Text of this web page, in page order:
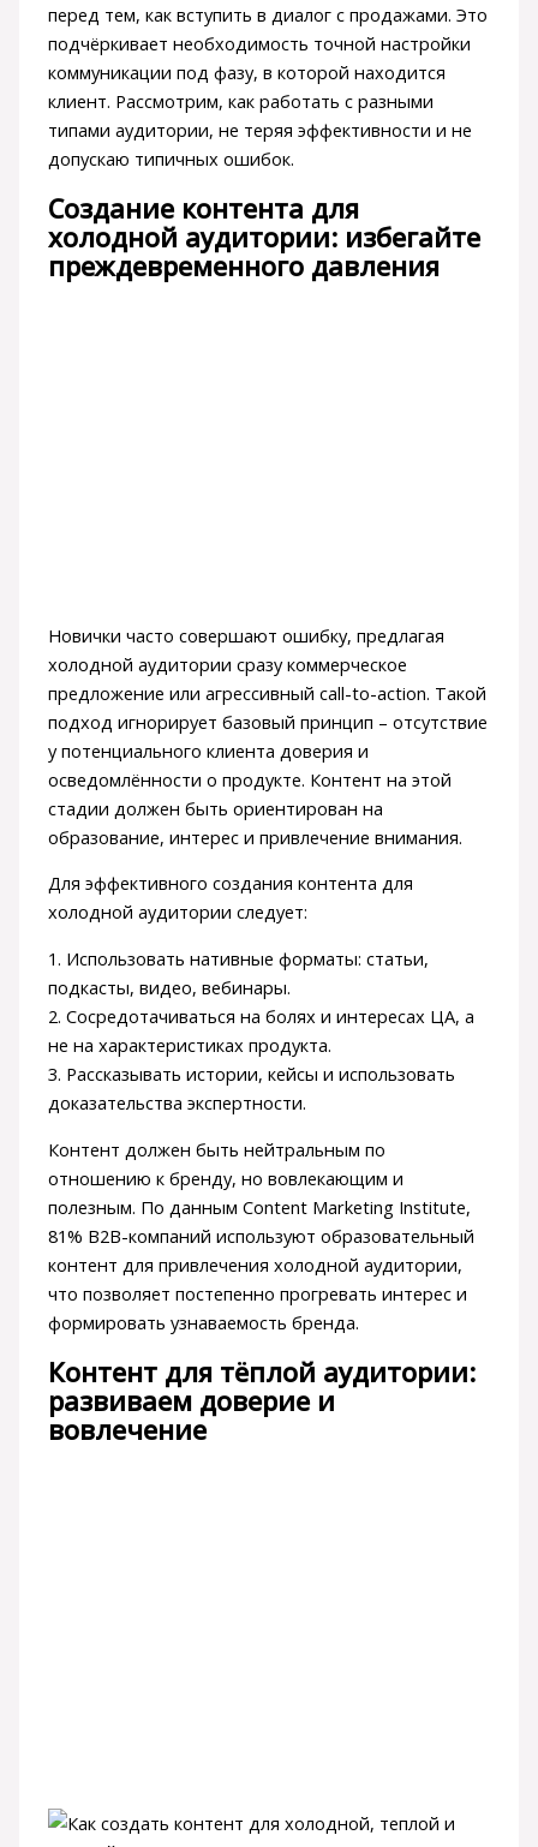
перед тем, как вступить в диалог с продажами. Это
подчёркивает необходимость точной настройки
коммуникации под фазу, в которой находится
клиент. Рассмотрим, как работать с разными
типами аудитории, не теряя эффективности и не
допускаю типичных ошибок.
Создание контента для
холодной аудитории: избегайте
преждевременного давления
Новички часто совершают ошибку, предлагая
холодной аудитории сразу коммерческое
предложение или агрессивный call-to-action. Такой
подход игнорирует базовый принцип – отсутствие
у потенциального клиента доверия и
осведомлённости о продукте. Контент на этой
стадии должен быть ориентирован на
образование, интерес и привлечение внимания.
Для эффективного создания контента для
холодной аудитории следует:
1. Использовать нативные форматы: статьи,
подкасты, видео, вебинары.
2. Сосредотачиваться на болях и интересах ЦА, а
не на характеристиках продукта.
3. Рассказывать истории, кейсы и использовать
доказательства экспертности.
Контент должен быть нейтральным по
отношению к бренду, но вовлекающим и
полезным. По данным Content Marketing Institute,
81% B2B-компаний используют образовательный
контент для привлечения холодной аудитории,
что позволяет постепенно прогревать интерес и
формировать узнаваемость бренда.
Контент для тёплой аудитории:
развиваем доверие и
вовлечение